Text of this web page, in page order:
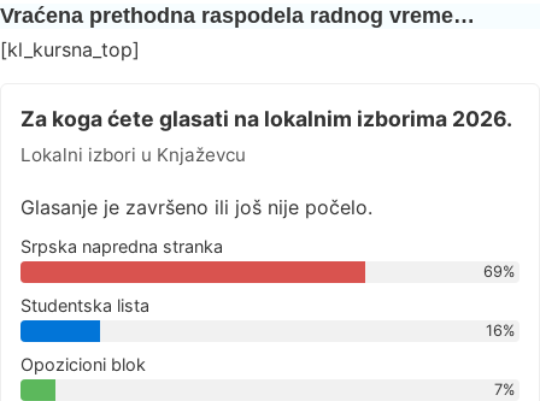
Vraćena prethodna raspodela radnog vreme…
[kl_kursna_top]
Za koga ćete glasati na lokalnim izborima 2026.
Lokalni izbori u Knjaževcu
Glasanje je završeno ili još nije počelo.
Srpska napredna stranka
69%
Studentska lista
16%
Opozicioni blok
7%